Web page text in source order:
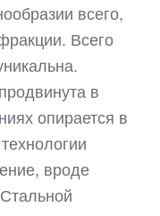
всего,
Всего
в
опирается в
вроде